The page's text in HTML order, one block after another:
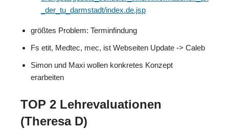
_der_tu_darmstadt/index.de.jsp
größtes Problem: Terminfindung
Fs etit, Medtec, mec, ist Webseiten Update -> Caleb
Simon und Maxi wollen konkretes Konzept
erarbeiten
TOP 2 Lehrevaluationen
(Theresa D)